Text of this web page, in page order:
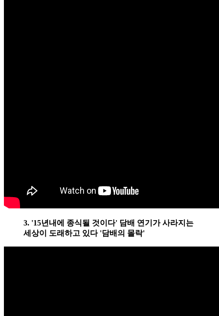
3. '15년내에 종식될 것이다' 담배 연기가 사라지는
세상이 도래하고 있다 '담배의 몰락'